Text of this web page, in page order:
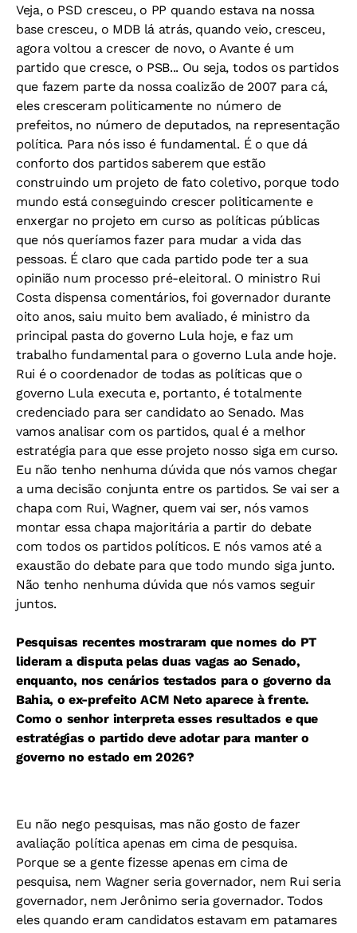
Veja, o PSD cresceu, o PP quando estava na nossa
base cresceu, o MDB lá atrás, quando veio, cresceu,
agora voltou a crescer de novo, o Avante é um
partido que cresce, o PSB... Ou seja, todos os partidos
que fazem parte da nossa coalizão de 2007 para cá,
eles cresceram politicamente no número de
prefeitos, no número de deputados, na representação
política. Para nós isso é fundamental. É o que dá
conforto dos partidos saberem que estão
construindo um projeto de fato coletivo, porque todo
mundo está conseguindo crescer politicamente e
enxergar no projeto em curso as políticas públicas
que nós queríamos fazer para mudar a vida das
pessoas. É claro que cada partido pode ter a sua
opinião num processo pré-eleitoral. O ministro Rui
Costa dispensa comentários, foi governador durante
oito anos, saiu muito bem avaliado, é ministro da
principal pasta do governo Lula hoje, e faz um
trabalho fundamental para o governo Lula ande hoje.
Rui é o coordenador de todas as políticas que o
governo Lula executa e, portanto, é totalmente
credenciado para ser candidato ao Senado. Mas
vamos analisar com os partidos, qual é a melhor
estratégia para que esse projeto nosso siga em curso.
Eu não tenho nenhuma dúvida que nós vamos chegar
a uma decisão conjunta entre os partidos. Se vai ser a
chapa com Rui, Wagner, quem vai ser, nós vamos
montar essa chapa majoritária a partir do debate
com todos os partidos políticos. E nós vamos até a
exaustão do debate para que todo mundo siga junto.
Não tenho nenhuma dúvida que nós vamos seguir
juntos.
Pesquisas recentes mostraram que nomes do PT
lideram a disputa pelas duas vagas ao Senado,
enquanto, nos cenários testados para o governo da
Bahia, o ex-prefeito ACM Neto aparece à frente.
Como o senhor interpreta esses resultados e que
estratégias o partido deve adotar para manter o
governo no estado em 2026?
Eu não nego pesquisas, mas não gosto de fazer
avaliação política apenas em cima de pesquisa.
Porque se a gente fizesse apenas em cima de
pesquisa, nem Wagner seria governador, nem Rui seria
governador, nem Jerônimo seria governador. Todos
eles quando eram candidatos estavam em patamares